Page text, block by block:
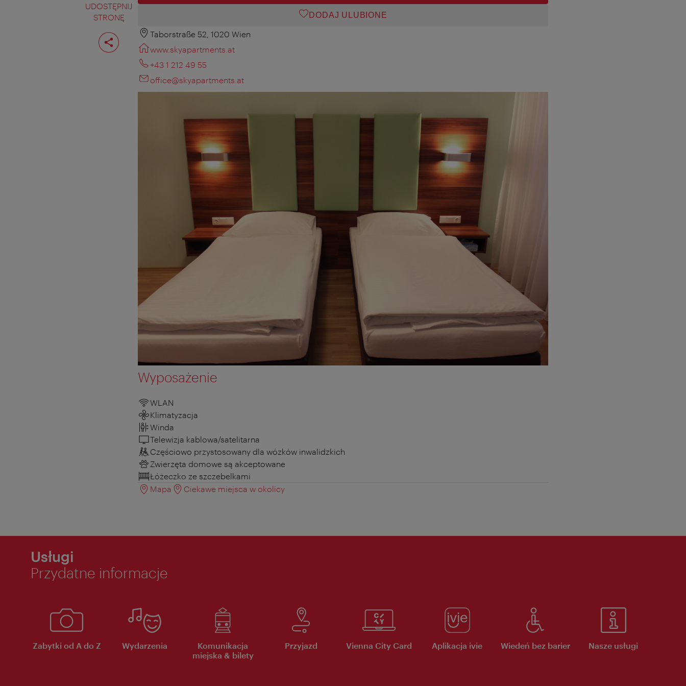
UDOSTĘPNIJ
STRONĘ
Podziel
stronę
DODAJ ULUBIONE
Taborstraße 52, 1020 Wien
www.skyapartments.at
+43 1 212 49 55
office@skyapartments.at
Wyposażenie
WLAN
Klimatyzacja
Winda
Telewizja kablowa/satelitarna
Częściowo przystosowany dla wózków inwalidzkich
Zwierzęta domowe są akceptowane
Łóżeczko ze szczebelkami
Mapa
Ciekawe miejsca w okolicy
Usługi
Przydatne informacje
Zabytki od A do Z Wydarzenia
Komunikacja
miejska & bilety
Przyjazd Vienna City Card Aplikacja ivie Wiedeń bez barier Nasze usługi